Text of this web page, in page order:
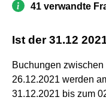
41 verwandte
Ist der 31.12
Buchungen
26.12.2021 werden
31.12.2021 bis zum